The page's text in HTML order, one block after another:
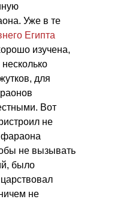
Уже в те
Египта
изучена,
для
Вот
не
не вызывать
было
не